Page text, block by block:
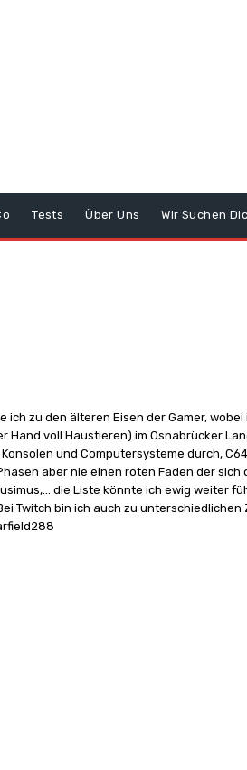
Tests Über Uns Wir Suchen
ich zu den älteren Eisen der Gamer,
Hand voll Haustieren) im Osnabrücker
und Computersysteme durch, C64,
aber nie einen roten Faden der sich
die Liste könnte ich ewig
Twitch bin ich auch zu